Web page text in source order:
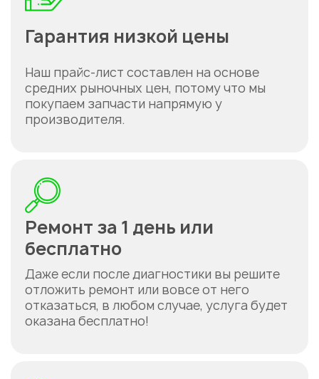
Гарантия низкой цены
Наш прайс-лист составлен на основе
средних рыночных цен, потому что мы
покупаем запчасти напрямую у
производителя.
Ремонт за 1 день или
бесплатно
Даже если после диагностики вы решите
отложить ремонт или вовсе от него
отказаться, в любом случае, услуга будет
оказана бесплатно!
Укажите из какого вы
города
Астана